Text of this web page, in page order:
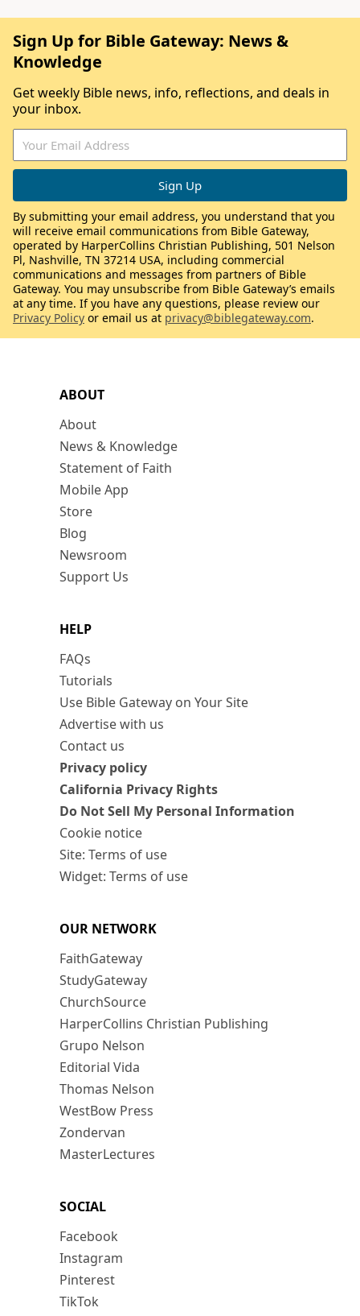
ABOUT
About
News & Knowledge
Statement of Faith
Mobile App
Store
Blog
Newsroom
Support Us
HELP
FAQs
Tutorials
Use Bible Gateway on Your Site
Advertise with us
Contact us
Privacy policy
California Privacy Rights
Do Not Sell My Personal Information
Cookie notice
Site: Terms of use
Widget: Terms of use
OUR NETWORK
FaithGateway
StudyGateway
ChurchSource
HarperCollins Christian Publishing
Grupo Nelson
Editorial Vida
Thomas Nelson
WestBow Press
Zondervan
MasterLectures
SOCIAL
Facebook
Instagram
Pinterest
TikTok
Sign Up for Bible Gateway: News &
Knowledge
Get weekly Bible news, info, reflections, and deals in
your inbox.
By submitting your email address, you understand that you
will receive email communications from Bible Gateway,
operated by HarperCollins Christian Publishing, 501 Nelson
Pl, Nashville, TN 37214 USA, including commercial
communications and messages from partners of Bible
Gateway. You may unsubscribe from Bible Gateway’s emails
at any time. If you have any questions, please review our
Privacy Policy or email us at privacy@biblegateway.com.